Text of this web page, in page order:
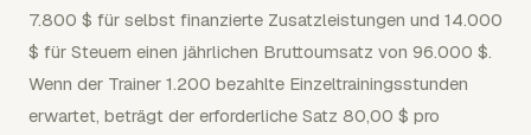
7.800 $ für selbst finanzierte Zusatzleistungen und 14.000
$ für Steuern einen jährlichen Bruttoumsatz von 96.000 $.
Wenn der Trainer 1.200 bezahlte Einzeltrainingsstunden
erwartet, beträgt der erforderliche Satz 80,00 $ pro